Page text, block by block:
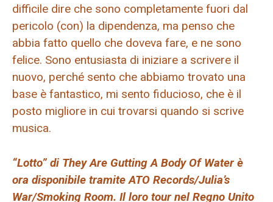
difficile dire che sono completamente fuori dal
pericolo (con) la dipendenza, ma penso che
abbia fatto quello che doveva fare, e ne sono
felice. Sono entusiasta di iniziare a scrivere il
nuovo, perché sento che abbiamo trovato una
base è fantastico, mi sento fiducioso, che è il
posto migliore in cui trovarsi quando si scrive
musica.
“Lotto” di They Are Gutting A Body Of Water è
ora disponibile tramite ATO Records/Julia’s
War/Smoking Room. Il loro tour nel Regno Unito